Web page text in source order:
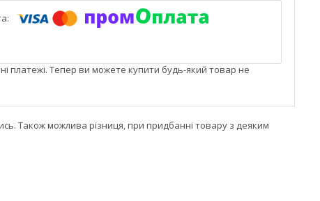
платежі. Тепер ви можете купити будь-який товар не
Також можлива різниця, при придбанні товару з деяким